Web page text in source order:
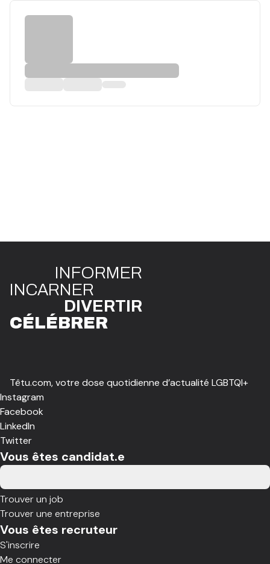
INFORMER
INCARNER
DIVERTIR
CÉLÉBRER
Têtu.com, votre dose quotidienne d’actualité LGBTQI+
Instagram
Facebook
LinkedIn
Twitter
Vous êtes candidat.e
Trouver un job
Trouver une entreprise
Vous êtes recruteur
S'inscrire
Me connecter